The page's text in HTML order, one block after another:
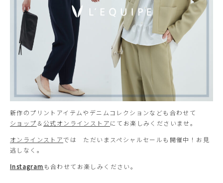
新作のプリントアイテムやデニムコレクションなども合わせて
ショップ ＆ 公式オンラインストアにてお楽しみくださいませ。
オンラインストアでは ただいまスペシャルセールも開催中！お見
逃しなく。
Instagramも合わせてお楽しみください。